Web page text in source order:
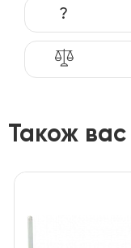
?
Також вас